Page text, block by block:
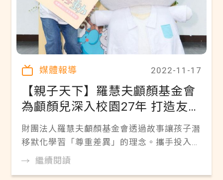
媒體報導 2022-11-17
【親子天下】羅慧夫顱顏基金會
為顱顏兒深入校園27年 打造友善
校園
財團法人羅慧夫顱顏基金會透過故事讓孩子潛
移默化學習「尊重差異」的理念。攜手投入故
事領域37年的金鐘主持人趙自強擔任愛心大
繼續閱讀